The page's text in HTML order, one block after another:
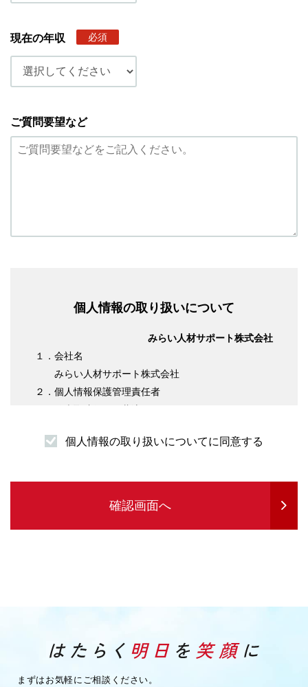
現在の年収 必須
ご質問要望など
個人情報の取り扱いについて
みらい人材サポート株式会社
１．会社名
みらい人材サポート株式会社
２．個人情報保護管理責任者
（１）求職者様情報
・企業紹介先のご案内を行うため
・サービスの提供に必要な書類などの発送
・サービスに関する情報のご案内等を行うため
・企業様へ各種連絡を行うため
・その他、上記業務に関連または付随する業務を行う
ため
個人情報の取り扱いについてに同意する
確認画面へ
まずはお気軽にご相談ください。